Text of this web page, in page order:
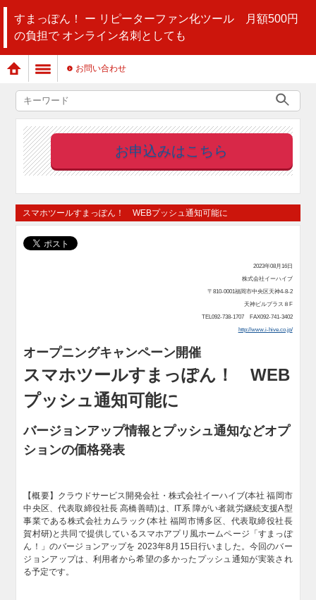
すまっぽん！ ー リピーターファン化ツール 月額500円
の負担で オンライン名刺としても
お問い合わせ
お申込みはこちら
スマホツールすまっぽん！ WEBプッシュ通知可能に
2023年08月16日
株式会社イーハイブ
〒810-0001福岡市中央区天神4-8-2
天神ビルプラス８F
TEL092-738-1707 FAX092-741-3402
http://www.i-hive.co.jp/
オープニングキャンペーン開催
スマホツールすまっぽん！ WEB
プッシュ通知可能に
バージョンアップ情報とプッシュ通知などオプ
ションの価格発表
【概要】クラウドサービス開発会社・株式会社イーハイブ(本社 福岡市
中央区、代表取締役社長 高橋善晴)は、IT系 障がい者就労継続支援A型
事業である株式会社カムラック(本社 福岡市博多区、代表取締役社長
賀村研)と共同で提供しているスマホアプリ風ホームページ「すまっぽ
ん！」のバージョンアップを 2023年8月15日行いました。今回のバー
ジョンアップは、利用者から希望の多かったプッシュ通知が実装され
る予定です。